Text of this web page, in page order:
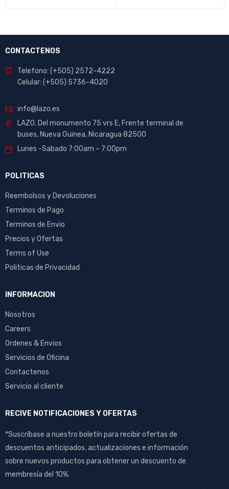
CONTACTENOS
Telefono: (+505) 2572-4222
Celular: (+505) 5736-4020
info@lazo.es
LAZO. Del monumento 75 vrs E, Frente terminal de
buses, Nueva Guinea, Nicaragua 82500
Lunes -Sabado 7:00am – 7:00pm
POLITICAS
Reembolsos y Devoluciones
Terminos de Pago
Terminos de Envio
Precios y Ofertas
Terms of Use
Politicas de Privacidad
INFORMACION
Nosotros
Careers
Ordenes & Envios
Servicios de Oficina
Contactenos
Servicio al cliente
RECIVE NOTIFICACIONES Y OFERTAS
*Suscríbase a nuestro boletín para recibir ofertas de
descuentos anticipados, actualizaciones e información
sobre nuevos productos para obtener un descuento de
membresía del 10%.